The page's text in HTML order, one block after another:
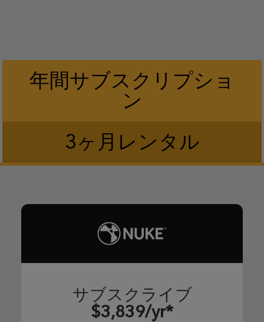
年間サブスクリプショ
ン
3ヶ月レンタル
サブスクライブ
$3,839/yr*